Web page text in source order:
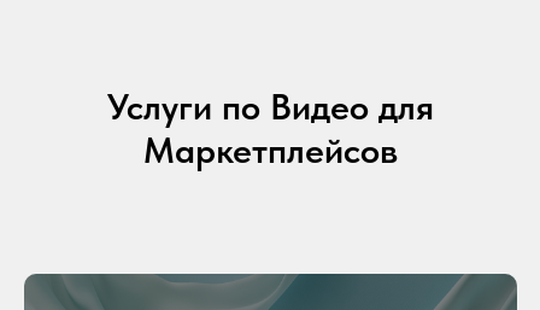
Услуги по Видео для
Маркетплейсов